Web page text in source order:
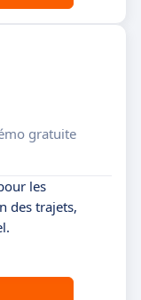
gratuite
les
des trajets,